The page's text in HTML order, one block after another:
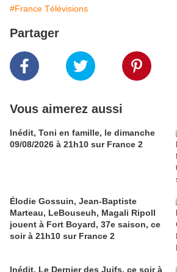
#France Télévisions
Partager
Vous aimerez aussi
Inédit, Toni en famille, le dimanche
09/08/2026 à 21h10 sur France 2
Élodie Gossuin, Jean-Baptiste
Marteau, LeBouseuh, Magali Ripoll
jouent à Fort Boyard, 37e saison, ce
soir à 21h10 sur France 2
Inédit, Le Dernier des Juifs, ce soir à